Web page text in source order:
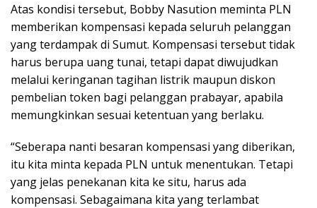
Atas kondisi tersebut, Bobby Nasution meminta PLN
memberikan kompensasi kepada seluruh pelanggan
yang terdampak di Sumut. Kompensasi tersebut tidak
harus berupa uang tunai, tetapi dapat diwujudkan
melalui keringanan tagihan listrik maupun diskon
pembelian token bagi pelanggan prabayar, apabila
memungkinkan sesuai ketentuan yang berlaku.
“Seberapa nanti besaran kompensasi yang diberikan,
itu kita minta kepada PLN untuk menentukan. Tetapi
yang jelas penekanan kita ke situ, harus ada
kompensasi. Sebagaimana kita yang terlambat